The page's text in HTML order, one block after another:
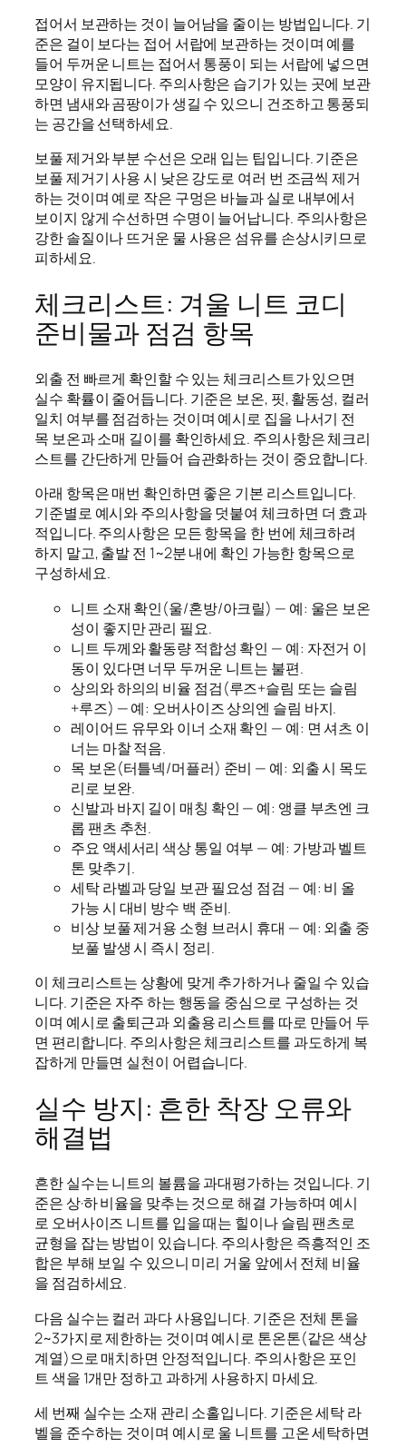
접어서 보관하는 것이 늘어남을 줄이는 방법입니다. 기
준은 걸이 보다는 접어 서랍에 보관하는 것이며 예를
들어 두꺼운 니트는 접어서 통풍이 되는 서랍에 넣으면
모양이 유지됩니다. 주의사항은 습기가 있는 곳에 보관
하면 냄새와 곰팡이가 생길 수 있으니 건조하고 통풍되
는 공간을 선택하세요.
보풀 제거와 부분 수선은 오래 입는 팁입니다. 기준은
보풀 제거기 사용 시 낮은 강도로 여러 번 조금씩 제거
하는 것이며 예로 작은 구멍은 바늘과 실로 내부에서
보이지 않게 수선하면 수명이 늘어납니다. 주의사항은
강한 솔질이나 뜨거운 물 사용은 섬유를 손상시키므로
피하세요.
체크리스트: 겨울 니트 코디
준비물과 점검 항목
외출 전 빠르게 확인할 수 있는 체크리스트가 있으면
실수 확률이 줄어듭니다. 기준은 보온, 핏, 활동성, 컬러
일치 여부를 점검하는 것이며 예시로 집을 나서기 전
목 보온과 소매 길이를 확인하세요. 주의사항은 체크리
스트를 간단하게 만들어 습관화하는 것이 중요합니다.
아래 항목은 매번 확인하면 좋은 기본 리스트입니다.
기준별로 예시와 주의사항을 덧붙여 체크하면 더 효과
적입니다. 주의사항은 모든 항목을 한 번에 체크하려
하지 말고, 출발 전 1~2분 내에 확인 가능한 항목으로
구성하세요.
니트 소재 확인(울/혼방/아크릴) — 예: 울은 보온
성이 좋지만 관리 필요.
니트 두께와 활동량 적합성 확인 — 예: 자전거 이
동이 있다면 너무 두꺼운 니트는 불편.
상의와 하의의 비율 점검(루즈+슬림 또는 슬림
+루즈) — 예: 오버사이즈 상의엔 슬림 바지.
레이어드 유무와 이너 소재 확인 — 예: 면 셔츠 이
너는 마찰 적음.
목 보온(터틀넥/머플러) 준비 — 예: 외출 시 목도
리로 보완.
신발과 바지 길이 매칭 확인 — 예: 앵클 부츠엔 크
롭 팬츠 추천.
주요 액세서리 색상 통일 여부 — 예: 가방과 벨트
톤 맞추기.
세탁 라벨과 당일 보관 필요성 점검 — 예: 비 올
가능 시 대비 방수 백 준비.
비상 보풀 제거용 소형 브러시 휴대 — 예: 외출 중
보풀 발생 시 즉시 정리.
이 체크리스트는 상황에 맞게 추가하거나 줄일 수 있습
니다. 기준은 자주 하는 행동을 중심으로 구성하는 것
이며 예시로 출퇴근과 외출용 리스트를 따로 만들어 두
면 편리합니다. 주의사항은 체크리스트를 과도하게 복
잡하게 만들면 실천이 어렵습니다.
실수 방지: 흔한 착장 오류와
해결법
흔한 실수는 니트의 볼륨을 과대평가하는 것입니다. 기
준은 상·하 비율을 맞추는 것으로 해결 가능하며 예시
로 오버사이즈 니트를 입을 때는 힐이나 슬림 팬츠로
균형을 잡는 방법이 있습니다. 주의사항은 즉흥적인 조
합은 부해 보일 수 있으니 미리 거울 앞에서 전체 비율
을 점검하세요.
다음 실수는 컬러 과다 사용입니다. 기준은 전체 톤을
2~3가지로 제한하는 것이며 예시로 톤온톤(같은 색상
계열)으로 매치하면 안정적입니다. 주의사항은 포인
트 색을 1개만 정하고 과하게 사용하지 마세요.
세 번째 실수는 소재 관리 소홀입니다. 기준은 세탁 라
벨을 준수하는 것이며 예시로 울 니트를 고온 세탁하면